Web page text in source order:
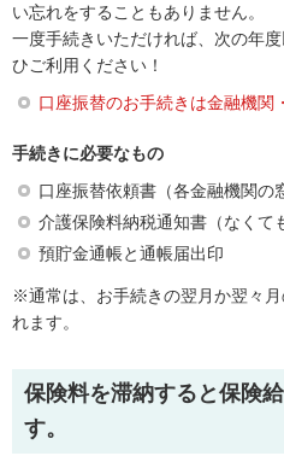
い忘れをすることもありません。
一度手続きいただければ、次の年
ひご利用ください！
口座振替のお手続きは金融機関
手続きに必要なもの
口座振替依頼書（各金融機関の
介護保険料納税通知書（なくて
預貯金通帳と通帳届出印
※通常は、お手続きの翌月か翌々
れます。
保険料を滞納すると保険
す。